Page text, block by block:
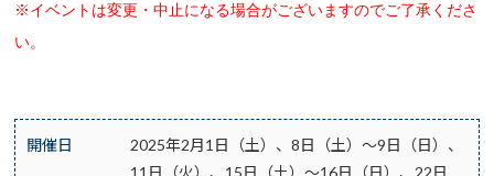
※イベントは変更・中止になる場合がございますのでご了承くださ
い。
開催日
2025年2月1日（土）、8日（土）～9日（日）、